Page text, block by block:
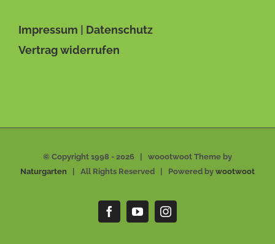
Impressum
Datenschutz
Vertrag widerrufen
© Copyright 1998 - 2026 | woootwoot Theme by
Naturgarten | All Rights Reserved | Powered by wootwoot
FacebookYouTubeInstagram